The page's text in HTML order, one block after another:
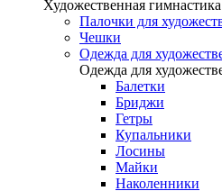
Художественная гимнастика
Палочки для
Чешки
Одежда для
Одежда для
Балетки
Бриджи
Гетры
Купальники
Лосины
Майки
Наколенники